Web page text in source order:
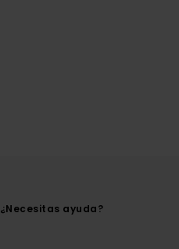
¿Necesitas ayuda?